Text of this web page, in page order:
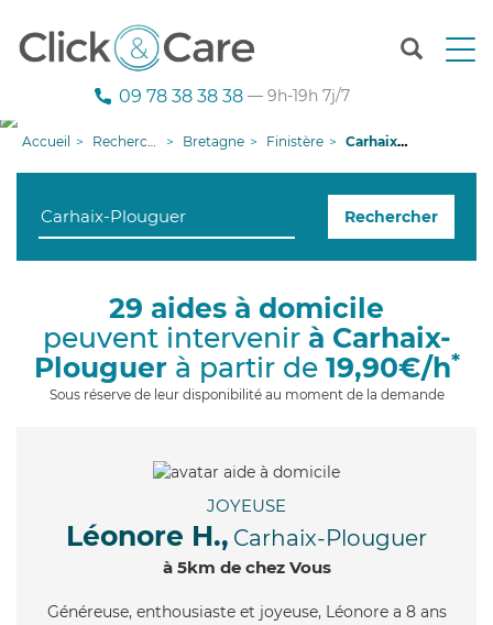
T
n
g
o
09 78 38 38 38 — 9h-19h 7j/7
Accueil Recherche aide à domicile Bretagne Finistère Carhaix-Plouguer
Rechercher
29 aides à domicile
peuvent intervenir à Carhaix-
Plouguerà partir de 19,90€/h*
Sous réserve de leur disponibilité au moment de la demande
JOYEUSE
Léonore H., Carhaix-Plouguer
à 5km de chez Vous
Généreuse, enthousiaste et joyeuse, Léonore a 8 ans